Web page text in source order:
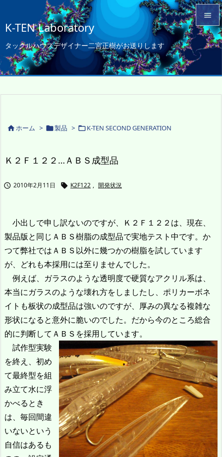
K-TEN Laboratory
タックルハウスデザイナー二宮正樹がお送りします


メニュ
ホーム > 製品 > K-TEN SECOND GENERATION
Ｋ２Ｆ１２２…ＡＢＳ成型品
 2010年2月11日  K2F122 , 開発状況
小出しで申し訳ないのですが、Ｋ２Ｆ１２２は、現在、
製品版と同じＡＢＳ樹脂の成型品で実地テスト中です。か
つて弊社ではＡＢＳ以外に幾つかの樹脂を試しています
が、どれも本採用には至りませんでした。
例えば、ガラスのような透明度で硬質なアクリル系は、
本当にガラスのような壊れ方をしましたし、ポリカーボネ
イトも板状の成型品は強いのですが、厚みの異なる複雑な
形状になると意外に脆いのでした。だから今のところ総合
的に判断してＡＢＳを採用しています。
試作型実験
を終え、初め
て最終型を組
み立て水に浮
かべるとき
は、毎回間違
いないという
自信はあるも